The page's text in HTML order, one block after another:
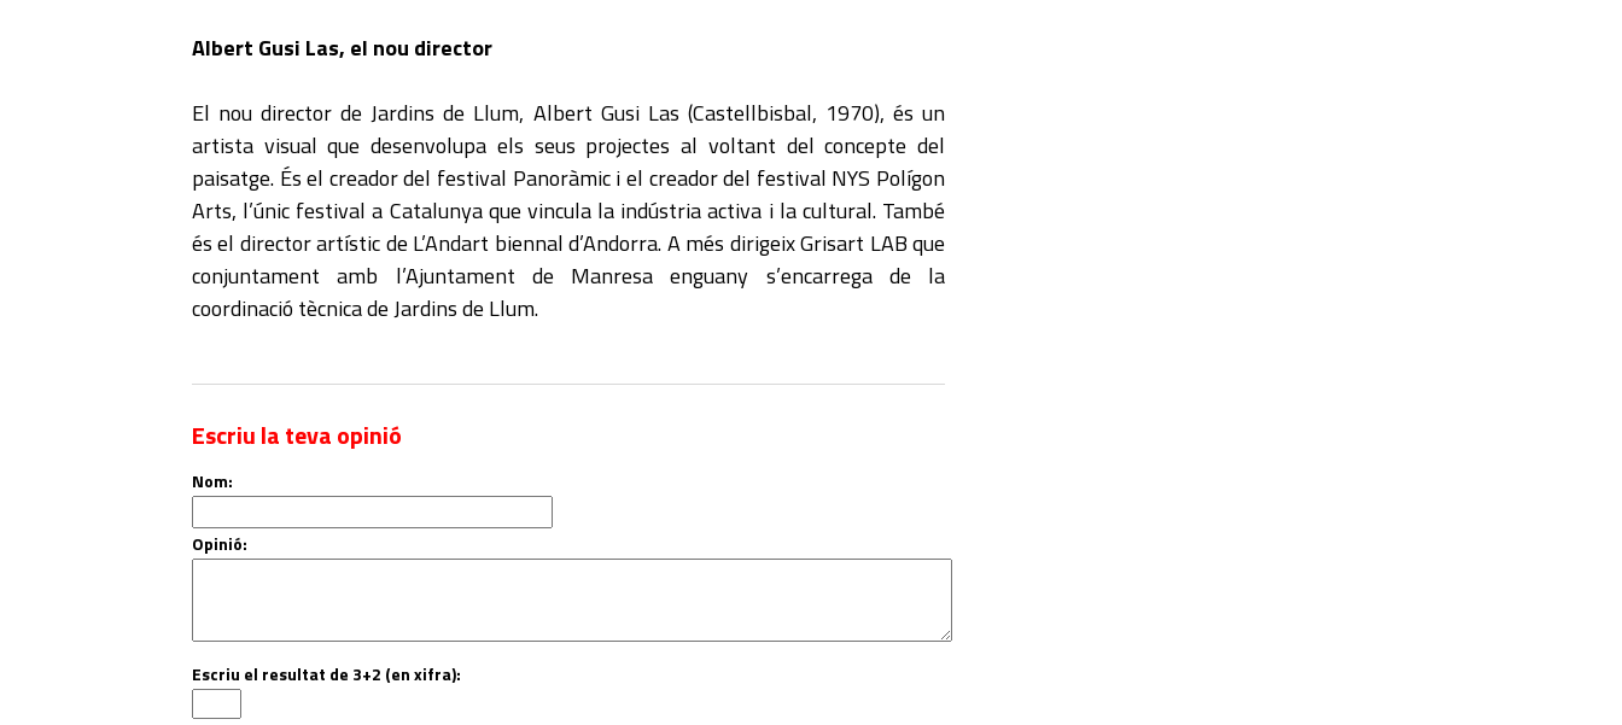
Albert Gusi Las, el nou director
El nou director de Jardins de Llum, Albert Gusi Las (Castellbisbal, 1970), és un
artista visual que desenvolupa els seus projectes al voltant del concepte del
paisatge. És el creador del festival Panoràmic i el creador del festival NYS Polígon
Arts, l’únic festival a Catalunya que vincula la indústria activa i la cultural. També
és el director artístic de L’Andart biennal d’Andorra. A més dirigeix Grisart LAB que
conjuntament amb l’Ajuntament de Manresa enguany s’encarrega de la
coordinació tècnica de Jardins de Llum.
Escriu la teva opinió
Nom:
Opinió:
Escriu el resultat de 3+2 (en xifra):